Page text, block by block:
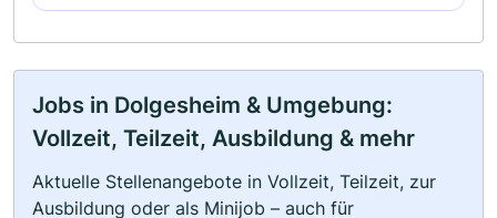
Jobs in Dolgesheim & Umgebung:
Vollzeit, Teilzeit, Ausbildung & mehr
Aktuelle Stellenangebote in Vollzeit, Teilzeit, zur
Ausbildung oder als Minijob – auch für